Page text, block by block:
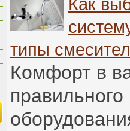
типы
Комфорт в